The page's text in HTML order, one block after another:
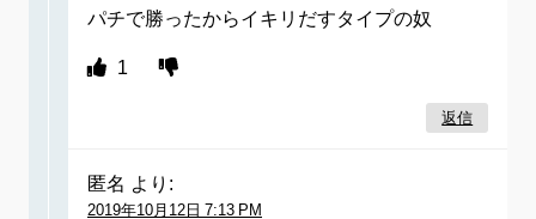
パチで勝ったからイキリだすタイプの奴
1
返信
匿名 より:
2019年10月12日 7:13 PM